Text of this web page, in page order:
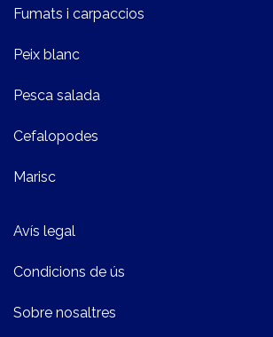
Fumats i carpaccios
Peix blanc
Pesca salada
Cefalopodes
Marisc
Avís legal
Condicions de ús
Sobre nosaltres